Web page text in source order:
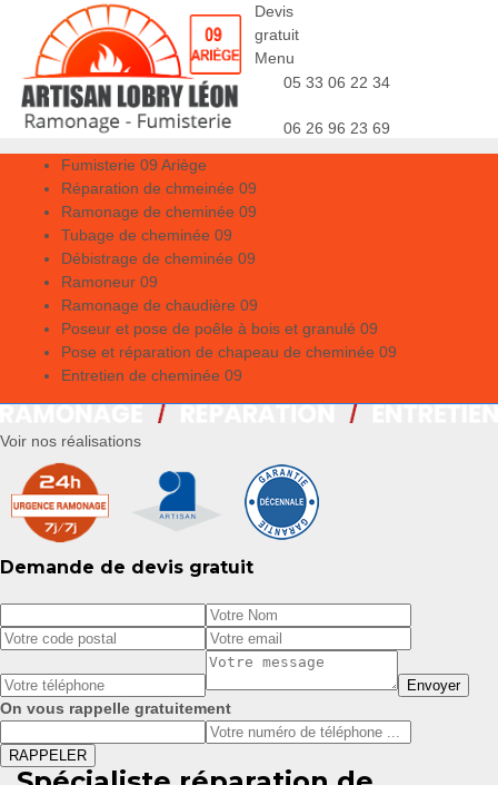
Devis
gratuit
Menu
05 33 06 22 34
06 26 96 23 69
Fumisterie 09 Ariège
Réparation de chmeinée 09
Ramonage de cheminée 09
Tubage de cheminée 09
Débistrage de cheminée 09
Ramoneur 09
Ramonage de chaudière 09
Poseur et pose de poêle à bois et granulé 09
Pose et réparation de chapeau de cheminée 09
Entretien de cheminée 09
Voir nos réalisations
Demande de devis gratuit
On vous rappelle gratuitement